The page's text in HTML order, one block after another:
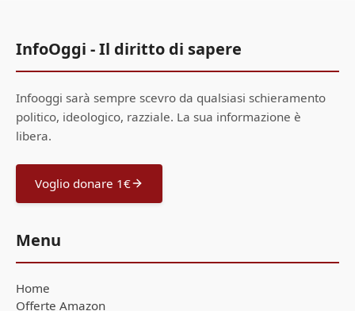
InfoOggi - Il diritto di sapere
Infooggi sarà sempre scevro da qualsiasi schieramento
politico, ideologico, razziale. La sua informazione è
libera.
Voglio donare 1€
Menu
Home
Offerte Amazon